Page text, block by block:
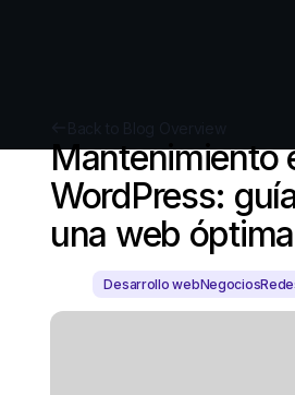
Mantenimiento
WordPress:
una web óptima
Desarrollo webNegocios